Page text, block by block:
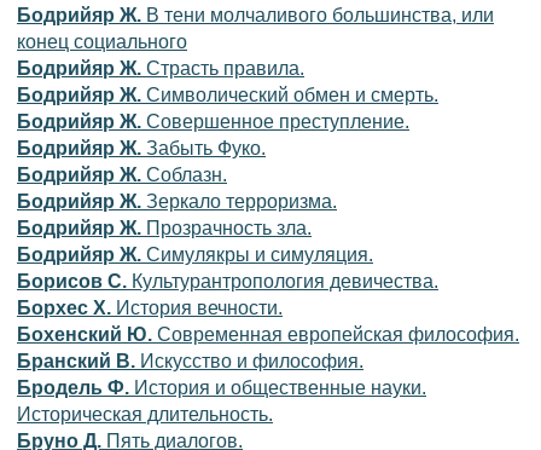
Бодрийяр Ж. В тени молчаливого большинства, или
конец социального
Бодрийяр Ж. Страсть правила.
Бодрийяр Ж. Символический обмен и смерть.
Бодрийяр Ж. Совершенное преступление.
Бодрийяр Ж. Забыть Фуко.
Бодрийяр Ж. Соблазн.
Бодрийяр Ж. Зеркало терроризма.
Бодрийяр Ж. Прозрачность зла.
Бодрийяр Ж. Симулякры и симуляция.
Борисов С. Культурантропология девичества.
Борхес Х. История вечности.
Бохенский Ю. Современная европейская философия.
Бранский В. Искусство и философия.
Бродель Ф. История и общественные науки.
Историческая длительность.
Бруно Д. Пять диалогов.